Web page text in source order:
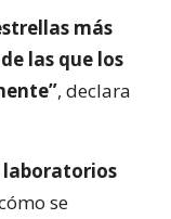
más
las que los
, declara
laboratorios
se